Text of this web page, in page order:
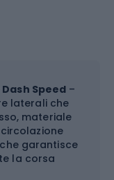
Speed –
laterali che
materiale
garantisce
la corsa